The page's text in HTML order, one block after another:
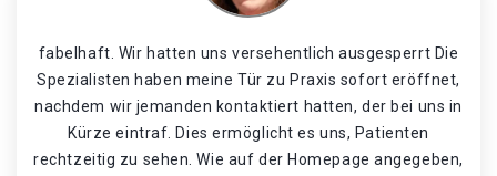
fabelhaft. Wir hatten uns versehentlich ausgesperrt Die
Spezialisten haben meine Tür zu Praxis sofort eröffnet,
nachdem wir jemanden kontaktiert hatten, der bei uns in
Kürze eintraf. Dies ermöglicht es uns, Patienten
rechtzeitig zu sehen. Wie auf der Homepage angegeben,